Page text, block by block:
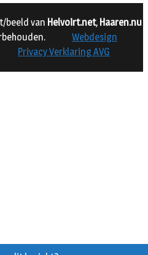
beeld van Helvoirt.net, Haaren.nu
Webdesign
Privacy Verklaring AVG